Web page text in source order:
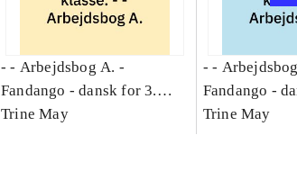
- - Arbejdsbog A. -
Fandango - dansk for 3.
klasse : grundbog. - -
Trine May
- -
Fandango -
klasse :
Trine May